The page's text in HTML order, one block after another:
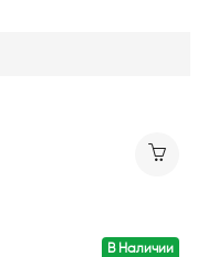
В Наличии